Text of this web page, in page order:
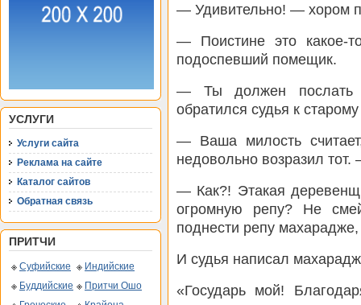
УСЛУГИ
Услуги сайта
Реклама на сайте
Каталог сайтов
Обратная связь
ПРИТЧИ
Суфийские
Индийские
Буддийские
Притчи Ошо
— Удивительно! — хором
— Поистине это какое-
подоспевший помещик.
— Ты должен послать
обратился судья к
— Ваша милость
недовольно возразил
— Как?! Этакая
огромную репу? Не
поднести репу
И судья написал
«Государь мой!